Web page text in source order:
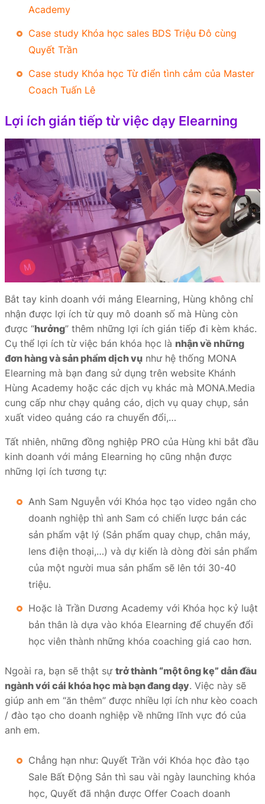
Academy
Case study Khóa học sales BDS Triệu Đô cùng
Quyết Trần
Case study Khóa học Từ điển tình cảm của Master
Coach Tuấn Lê
Lợi ích gián tiếp từ việc dạy Elearning
Bắt tay kinh doanh với mảng Elearning, Hùng không chỉ
nhận được lợi ích từ quy mô doanh số mà Hùng còn
được “hưởng” thêm những lợi ích gián tiếp đi kèm khác.
Cụ thể lợi ích từ việc bán khóa học là nhận về những
đơn hàng và sản phẩm dịch vụ như hệ thống MONA
Elearning mà bạn đang sử dụng trên website Khánh
Hùng Academy hoặc các dịch vụ khác mà MONA.Media
cung cấp như chạy quảng cáo, dịch vụ quay chụp, sản
xuất video quảng cáo ra chuyển đổi,…
Tất nhiên, những đồng nghiệp PRO của Hùng khi bắt đầu
kinh doanh với mảng Elearning họ cũng nhận được
những lợi ích tương tự:
Anh Sam Nguyễn với Khóa học tạo video ngắn cho
doanh nghiệp thì anh Sam có chiến lược bán các
sản phẩm vật lý (Sản phẩm quay chụp, chân máy,
lens điện thoại,…) và dự kiến là dòng đời sản phẩm
của một người mua sản phẩm sẽ lên tới 30-40
triệu.
Hoặc là Trần Dương Academy với Khóa học kỷ luật
bản thân là dựa vào khóa Elearning để chuyển đổi
học viên thành những khóa coaching giá cao hơn.
Ngoài ra, bạn sẽ thật sự trở thành “một ông kẹ” dẫn đầu
ngành với cái khóa học mà bạn đang dạy. Việc này sẽ
giúp anh em “ăn thêm” được nhiều lợi ích như kèo coach
/ đào tạo cho doanh nghiệp về những lĩnh vực đó của
anh em.
Chẳng hạn như: Quyết Trần với Khóa học đào tạo
Sale Bất Động Sản thì sau vài ngày launching khóa
học, Quyết đã nhận được Offer Coach doanh